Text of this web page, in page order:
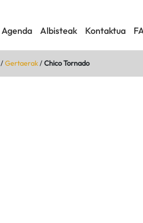
Agenda Albisteak Kontaktua
/Gertaerak/Chico Tornado